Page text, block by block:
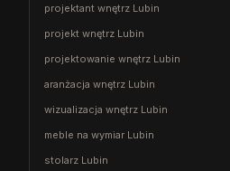
projektant wnętrz Lubin
projekt wnętrz Lubin
projektowanie wnętrz Lubin
aranżacja wnętrz Lubin
wizualizacja wnętrz Lubin
meble na wymiar Lubin
stolarz Lubin